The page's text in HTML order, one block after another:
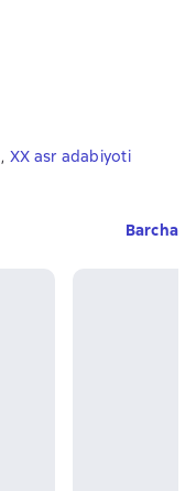
, XX asr adabiyoti
Barcha